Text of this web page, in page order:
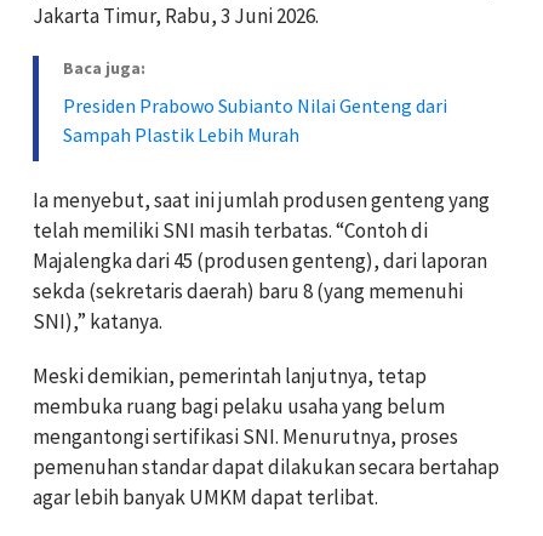
Jakarta Timur, Rabu, 3 Juni 2026.
Baca juga:
Presiden Prabowo Subianto Nilai Genteng dari
Sampah Plastik Lebih Murah
Ia menyebut, saat ini jumlah produsen genteng yang
telah memiliki SNI masih terbatas. “Contoh di
Majalengka dari 45 (produsen genteng), dari laporan
sekda (sekretaris daerah) baru 8 (yang memenuhi
SNI),” katanya.
Meski demikian, pemerintah lanjutnya, tetap
membuka ruang bagi pelaku usaha yang belum
mengantongi sertifikasi SNI. Menurutnya, proses
pemenuhan standar dapat dilakukan secara bertahap
agar lebih banyak UMKM dapat terlibat.